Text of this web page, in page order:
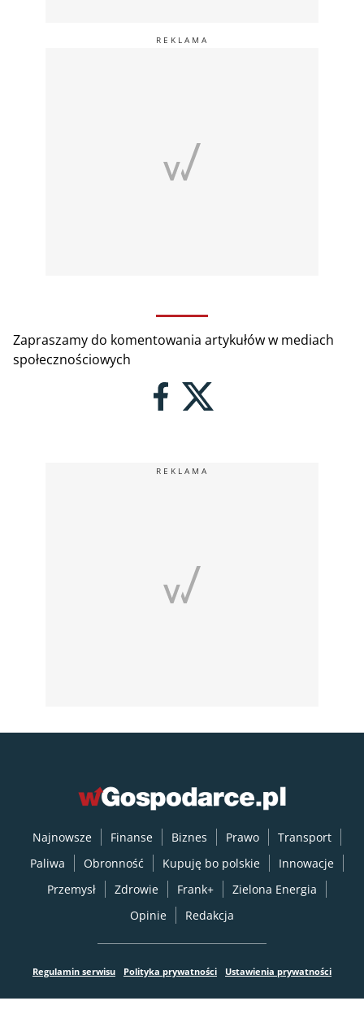
Zapraszamy do komentowania artykułów w mediach
społecznościowych
REKLAMA
Najnowsze Finanse Biznes Prawo
Transport
Paliwa
Obronność Kupuję bo polskie
Innowacje
Przemysł
Zdrowie Frank+
Zielona Energia
Opinie
Redakcja
Regulamin serwisu Polityka prywatności Ustawienia prywatności